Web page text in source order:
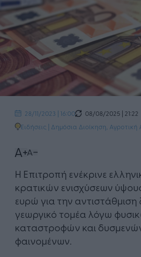
28/11/2023 | 16:00
08/08/2025 | 21:22
Ειδήσεις | Δημόσια Διοίκηση Αγροτική
Η Επιτροπή ενέκρινε
κρατικών ενισχύσεων
ευρώ για την αντιστάθμιση
γεωργικό τομέα λόγω
καταστροφών και
φαινομένων.